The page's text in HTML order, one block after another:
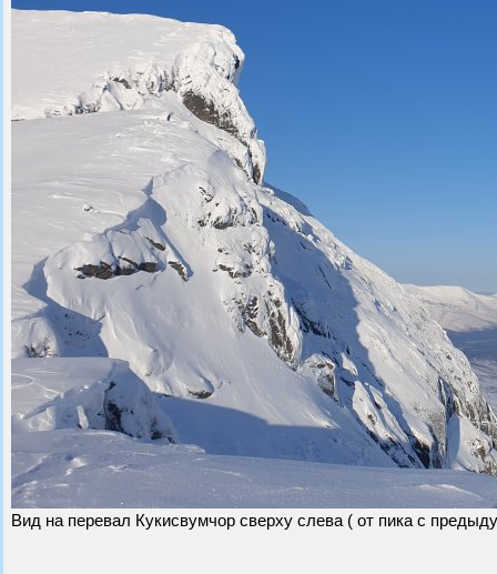
Вид на перевал Кукисвумчор сверху слева ( от пика с